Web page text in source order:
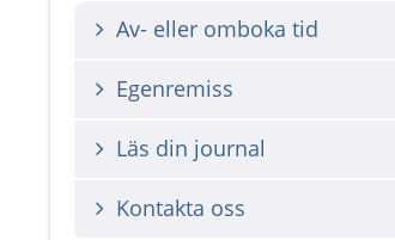
Av- eller omboka tid
Egenremiss
Läs din journal
Kontakta oss